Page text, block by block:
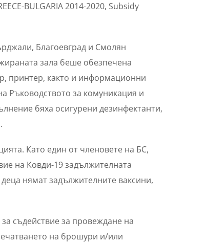
BULGARIA 2014-2020, Subsidy
Благоевград и Смолян
зала беше обезпечена
принтер, както и информационни
Ръководството за комуникация и
бяха осигурени дезинфектанти,
Като един от членовете на БС,
на Ковди-19 задължителната
нямат задължителните ваксини,
съдействие за провеждане на
на брошури и/или